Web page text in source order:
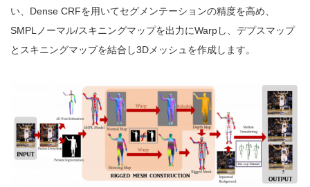
い、Dense CRFを用いてセグメンテーションの精度を高め、
SMPLノーマル/スキニングマップを出力にWarpし、デプスマップ
とスキニングマップを結合し3Dメッシュを作成します。